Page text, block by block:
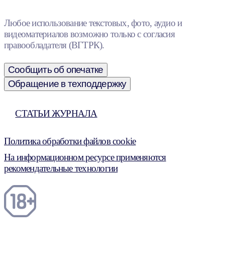
Любое использование текстовых, фото, аудио и
видеоматериалов возможно только с согласия
правообладателя (ВГТРК).
Сообщить об опечатке
Обращение в техподдержку
СТАТЬИ ЖУРНАЛА
Политика обработки файлов cookie
На информационном ресурсе применяются
рекомендательные технологии